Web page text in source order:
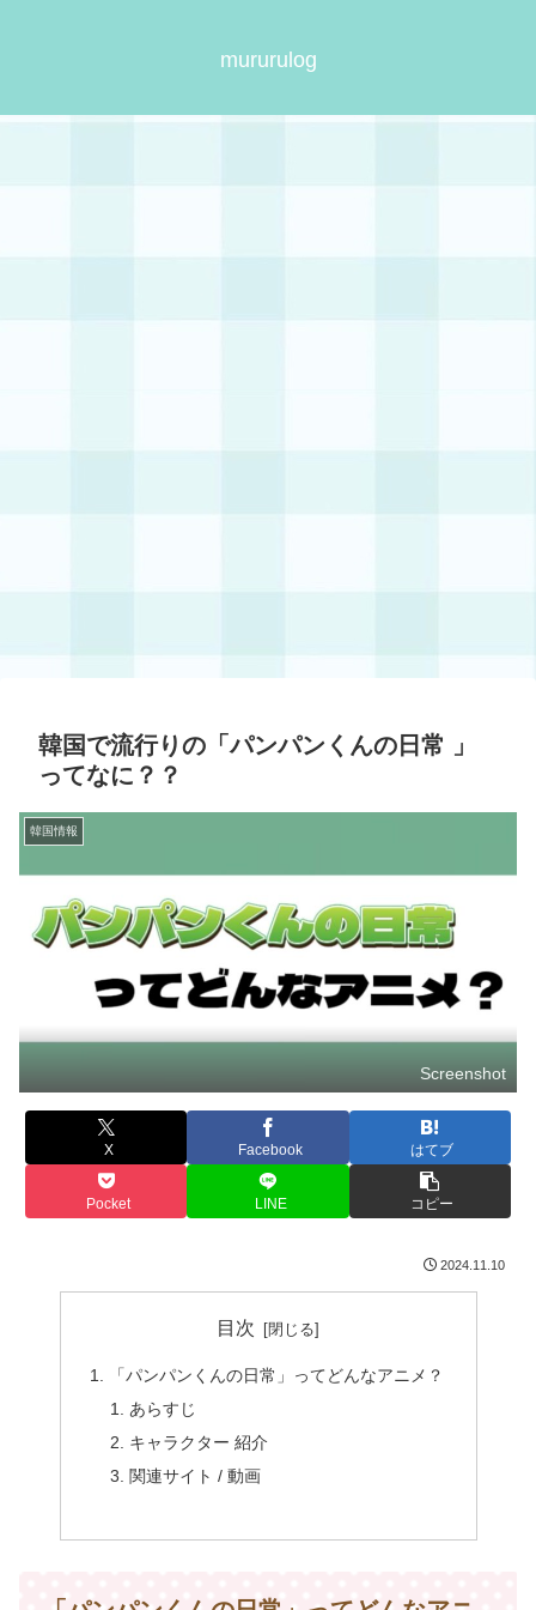
mururulog
韓国で流行りの「パンパンくんの日常 」
ってなに？？
韓国情報
Screenshot
X Facebook はてブ
Pocket LINE コピー
2024.11.10
目次
「パンパンくんの日常」ってどんなアニメ？
あらすじ
キャラクター 紹介
関連サイト / 動画